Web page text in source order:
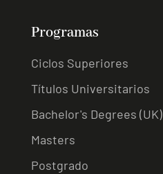
Programas
Ciclos Superiores
Títulos Universitarios
Bachelor's Degrees (UK)
Masters
Postgrado